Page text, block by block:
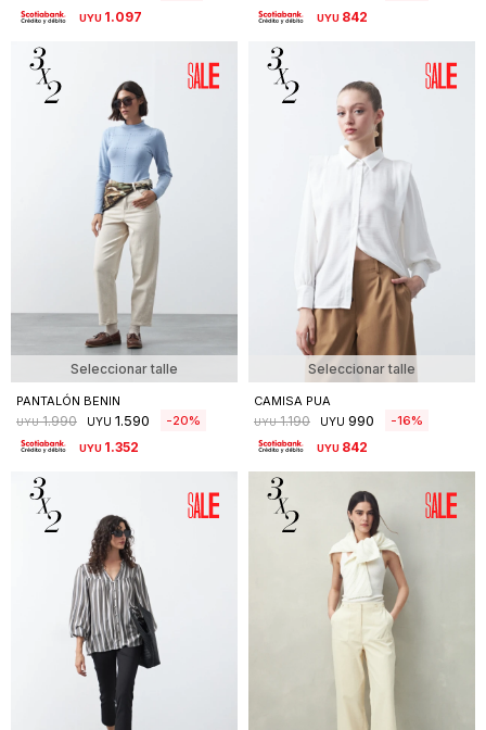
UYU 1.097 UYU 842
Seleccionar talle
PANTALÓN BENIN
UYU 1.990 UYU 1.590 20
UYU 1.352
Seleccionar talle
CAMISA PUA
UYU 1.190 UYU 990 16
UYU 842